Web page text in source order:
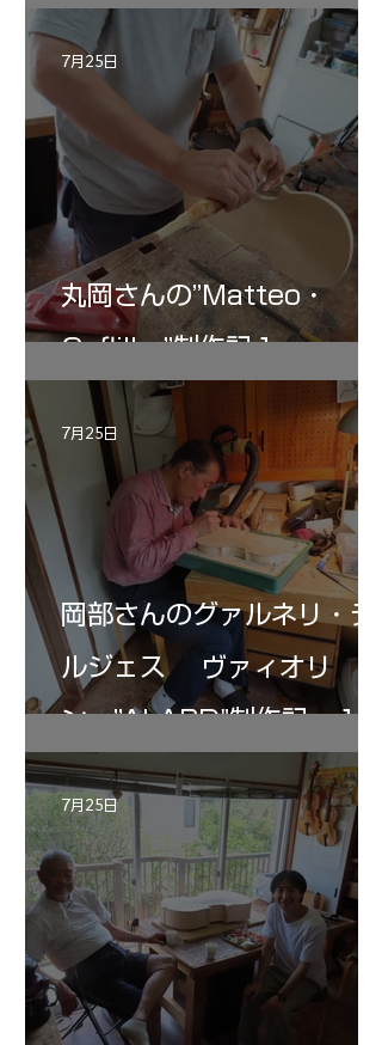
記 30
丸岡さんの”Matteo・
Gofliller”制作記１
7月25日
岡部さんのグァルネリ・デ
ルジェス ヴァィオリ
ン ”ALARD"制作記 １2
7月25日
7月25日